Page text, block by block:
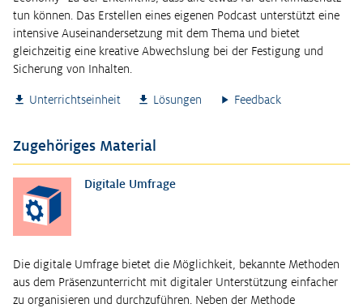
tun können. Das Erstellen eines eigenen Podcast unterstützt eine
intensive Auseinandersetzung mit dem Thema und bietet
gleichzeitig eine kreative Abwechslung bei der Festigung und
Sicherung von Inhalten.
Unterrichtseinheit Lösungen Feedback
Zugehöriges Material
Digitale Umfrage
Die digitale Umfrage bietet die Möglichkeit, bekannte Methoden
aus dem Präsenzunterricht mit digitaler Unterstützung einfacher
zu organisieren und durchzuführen. Neben der Methode